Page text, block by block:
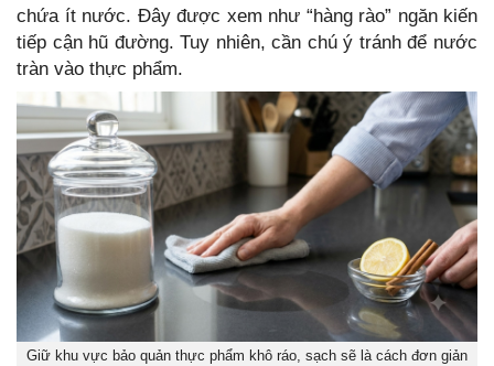
chứa ít nước. Đây được xem như “hàng rào” ngăn kiến
tiếp cận hũ đường. Tuy nhiên, cần chú ý tránh để nước
tràn vào thực phẩm.
Giữ khu vực bảo quản thực phẩm khô ráo, sạch sẽ là cách đơn giản